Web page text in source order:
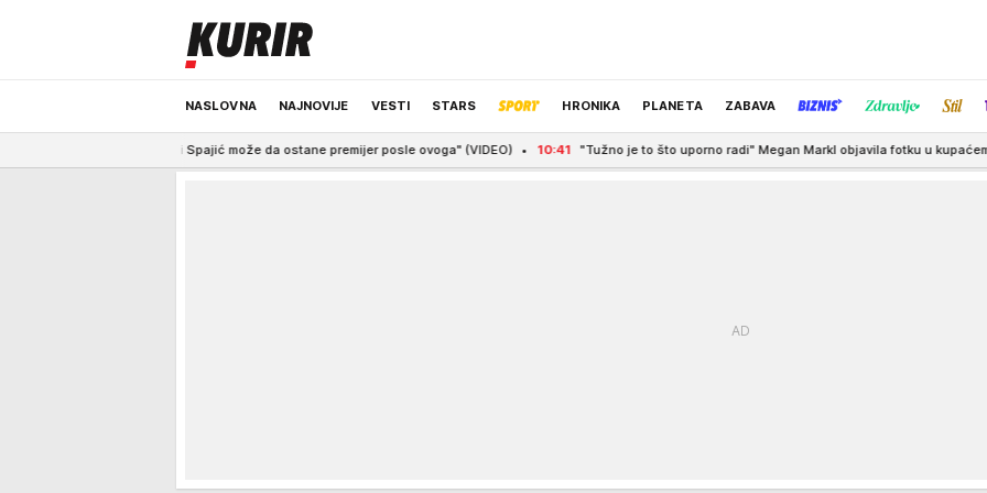
NASLOVNA NAJNOVIJE VESTI STARS HRONIKA PLANETA ZABAVA
ODRŽIVA BUDUĆNOST REGION NEWS IZBOR UREDNIKA
je da li Spajić može da ostane premijer posle ovoga" (VIDEO) 10:41 "Tužno je to što uporno radi" Megan Markl objavila fotku u kupaćem kostimu, na